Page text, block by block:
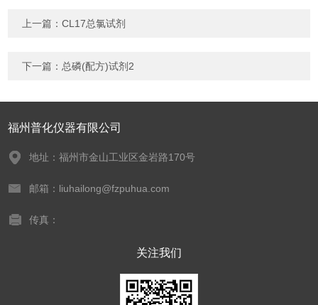
上一篇：CL17总氯试剂
下一篇： 总磷(配方)试剂2
福州普化仪器有限公司
地址：福州市金山工业区金岩路170号
邮箱：liuhailong@fzpuhua.com
传真：
关注我们